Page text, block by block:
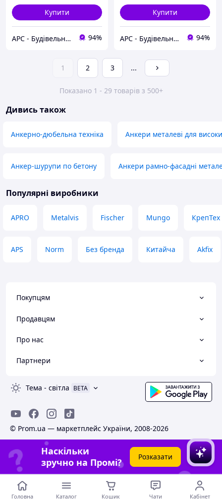
Купити
АРС - Будівельний інтернет-гіпермаркет 94%
Купити
АРС - Будівельний інтернет-гіпермаркет 94%
1 2 3 ...
Показано 1 - 29 товарів з 500+
Дивись також
Анкерно-дюбельна техніка Анкери металеві для
Анкер-шурупи по бетону Анкери рамно-фасадні
Популярні виробники
APRO Metalvis Fischer Mungo КрепТех
APS Norm Без бренда Китайча Akfix
Покупцям
Продавцям
Про нас
Партнери
Тема - світла BETA
© Prom.ua — маркетплейс України, 2008-2026
Наскільки
зручно на Промі?
Розказати
Головна Каталог Кошик Чати Кабінет